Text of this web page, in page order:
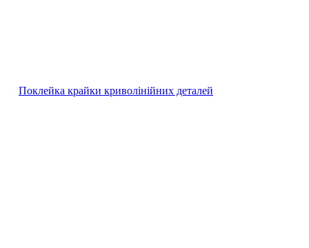
Поклейка крайки криволінійних деталей